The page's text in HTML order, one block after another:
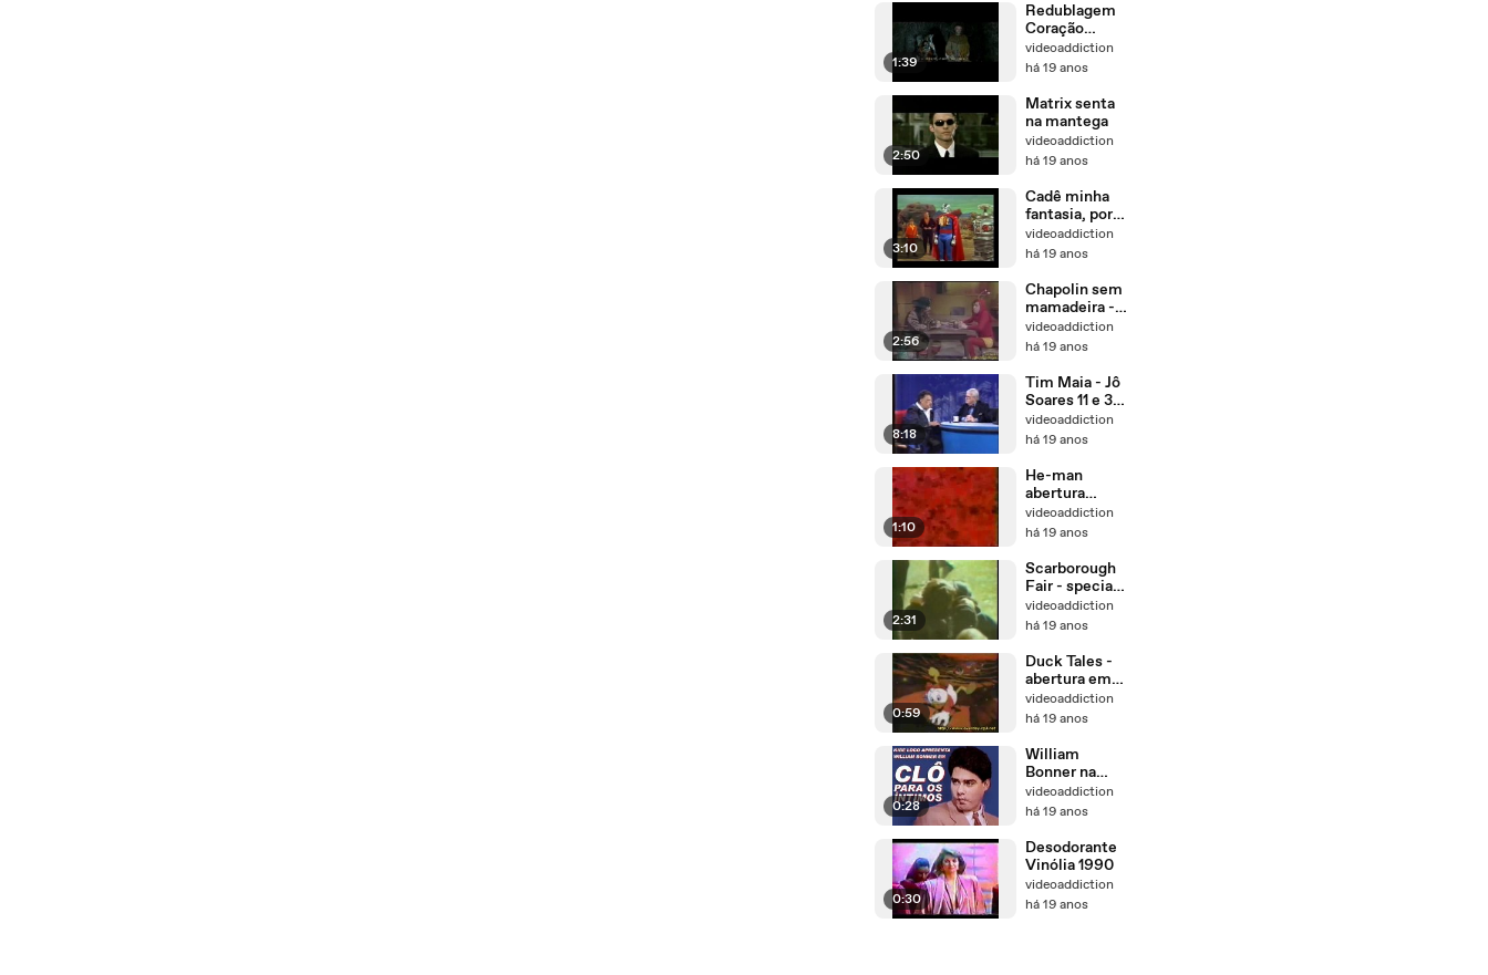
1:39
Redublagem
Coração
Valente
videoaddiction
há 19 anos
2:50
Matrix senta
na mantega
videoaddiction
há 19 anos
3:10
Cadê minha
fantasia, porra
- Perdidos no
Espaço
videoaddiction
há 19 anos
2:56
Chapolin sem
mamadeira -
redublado
videoaddiction
há 19 anos
8:18
Tim Maia - Jô
Soares 11 e 30
- parte 01
videoaddiction
há 19 anos
1:10
He-man
abertura
português
videoaddiction
há 19 anos
2:31
Scarborough
Fair - special
clip
videoaddiction
há 19 anos
0:59
Duck Tales -
abertura em
português sbt
videoaddiction
há 19 anos
0:28
William
Bonner na
verdade é
Clodovil
videoaddiction
há 19 anos
0:30
Desodorante
Vinólia 1990
videoaddiction
há 19 anos